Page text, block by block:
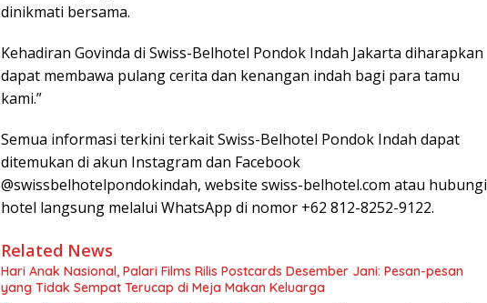
dinikmati bersama.
Kehadiran Govinda di Swiss-Belhotel Pondok Indah Jakarta diharapkan
dapat membawa pulang cerita dan kenangan indah bagi para tamu
kami.”
Semua informasi terkini terkait Swiss-Belhotel Pondok Indah dapat
ditemukan di akun Instagram dan Facebook
@swissbelhotelpondokindah, website swiss-belhotel.com atau hubungi
hotel langsung melalui WhatsApp di nomor +62 812-8252-9122.
Related News
Hari Anak Nasional, Palari Films Rilis Postcards Desember Jani: Pesan-pesan
yang Tidak Sempat Terucap di Meja Makan Keluarga